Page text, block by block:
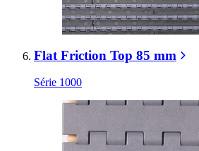
Flat Friction Top 85 mm
Série 1000